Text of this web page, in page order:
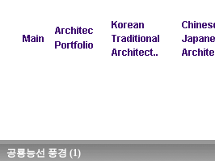
공룡능선 풍경 (1)